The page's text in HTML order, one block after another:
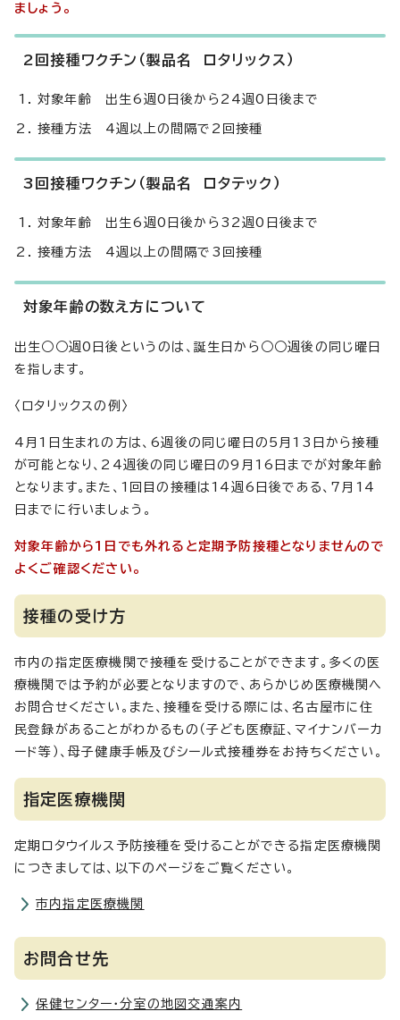
ましょう。
2回接種ワクチン（製品名 ロタリックス）
対象年齢 出生6週0日後から24週0日後まで
接種方法 4週以上の間隔で2回接種
3回接種ワクチン（製品名 ロタテック）
対象年齢 出生6週0日後から32週0日後まで
接種方法 4週以上の間隔で3回接種
対象年齢の数え方について
出生○○週0日後というのは、誕生日から○○週後の同じ曜日
を指します。
〈ロタリックスの例〉
4月1日生まれの方は、6週後の同じ曜日の5月13日から接種
が可能となり、24週後の同じ曜日の9月16日までが対象年齢
となります。また、1回目の接種は14週6日後である、7月14
日までに行いましょう。
対象年齢から1日でも外れると定期予防接種となりませんので
よくご確認ください。
接種の受け方
市内の指定医療機関で接種を受けることができます。多くの医
療機関では予約が必要となりますので、あらかじめ医療機関へ
お問合せください。また、接種を受ける際には、名古屋市に住
民登録があることがわかるもの（子ども医療証、マイナンバーカ
ード等）、母子健康手帳及びシール式接種券をお持ちください。
指定医療機関
定期ロタウイルス予防接種を受けることができる指定医療機関
につきましては、以下のページをご覧ください。
市内指定医療機関
お問合せ先
保健センター・分室の地図交通案内